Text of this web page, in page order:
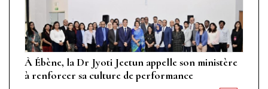
À Ébène, la Dr Jyoti Jeetun appelle son ministère
à renforcer sa culture de performance